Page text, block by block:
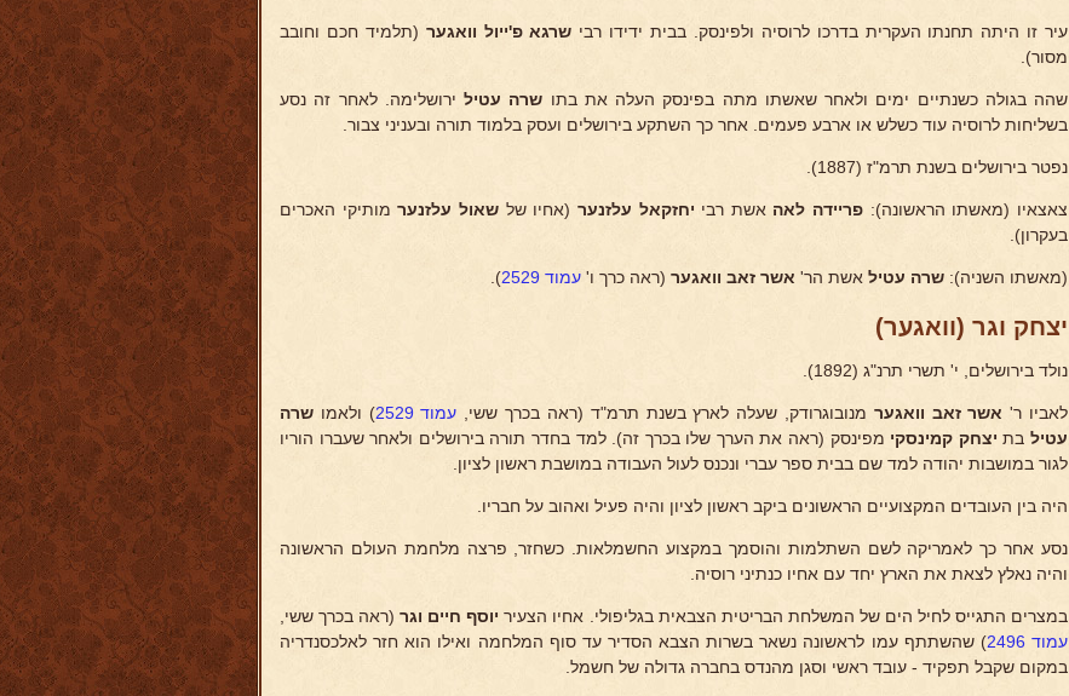
עיר זו היתה תחנתו העקרית בדרכו לרוסיה ולפינסק. בבית ידידו רבי שרגא פ'ייול וואגער (תלמיד חכם וחובב
מסור).
שהה בגולה כשנתיים ימים ולאחר שאשתו מתה בפינסק העלה את בתו שרה עטיל ירושלימה. לאחר זה נסע
בשליחות לרוסיה עוד כשלש או ארבע פעמים. אחר כך השתקע בירושלים ועסק בלמוד תורה ובעניני צבור.
נפטר בירושלים בשנת תרמ"ז (1887).
צאצאיו (מאשתו הראשונה): פריידה לאה אשת רבי יחזקאל עלזנער (אחיו של שאול עלזנערמותיקי האכרים
בעקרון).
(מאשתו השניה): שרה עטיל אשת הר' אשר זאב וואגער (ראה כרך ו' עמוד 2529 ).
יצחק וגר (וואגער)
נולד בירושלים, י' תשרי תרנ"ג (1892).
לאביו ר' אשר זאב וואגער מנובוגרודק, שעלה לארץ בשנת תרמ"ד (ראה בכרך ששי, עמוד 2529 ) ולאמו שרה
עטילבתיצחק קמינסקי מפינסק (ראה את הערך שלו בכרך זה). למד בחדר תורה בירושלים ולאחר שעברו הוריו
לגור במושבות יהודה למד שם בבית ספר עברי ונכנס לעול העבודה במושבת ראשון לציון.
היה בין העובדים המקצועיים הראשונים ביקב ראשון לציון והיה פעיל ואהוב על חבריו.
נסע אחר כך לאמריקה לשם השתלמות והוסמך במקצוע החשמלאות. כשחזר, פרצה מלחמת העולם הראשונה
והיה נאלץ לצאת את הארץ יחד עם אחיו כנתיני רוסיה.
במצרים התגייס לחיל הים של המשלחת הבריטית הצבאית בגליפולי. אחיו הצעיריוסף חיים וגר(ראה בכרך ששי,
עמוד 2496
) שהשתתף עמו לראשונה נשאר בשרות הצבא הסדיר עד סוף המלחמה ואילו הוא חזר לאלכסנדריה
במקום שקבל תפקיד - עובד ראשי וסגן מהנדס בחברה גדולה של חשמל.